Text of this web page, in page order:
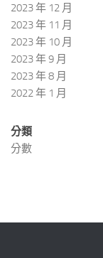
2023 年 12 月
2023 年 11 月
2023 年 10 月
2023 年 9 月
2023 年 8 月
2022 年 1 月
分類
分數